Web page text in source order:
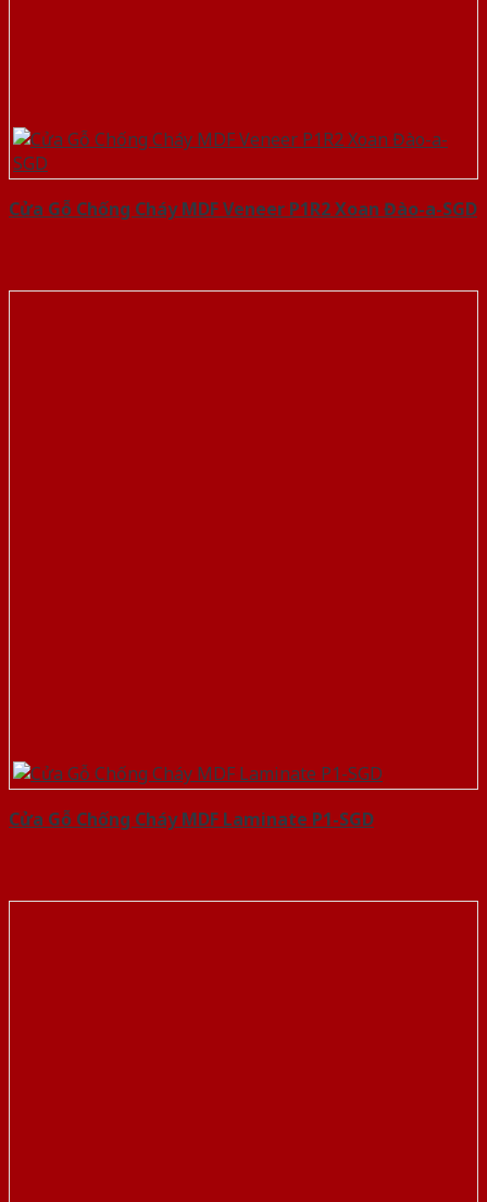
Cửa Gỗ Chống Cháy MDF Veneer P1R2 Xoan Đào-a-SGD
Cửa Gỗ Chống Cháy MDF Laminate P1-SGD